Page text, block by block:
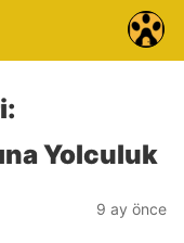
Yolculuk
9 ay önce